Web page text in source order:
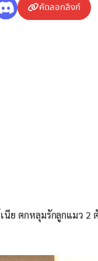
คัดลอกลิงก์
นีย ตกหลุมรักลูกแมว